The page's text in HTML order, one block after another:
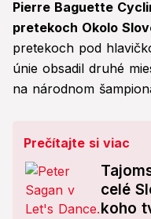
Pierre Baguette
pretekoch Okolo
pretekoch pod
únie obsadil druhé
na národnom
Prečítajte si viac
celé
koho